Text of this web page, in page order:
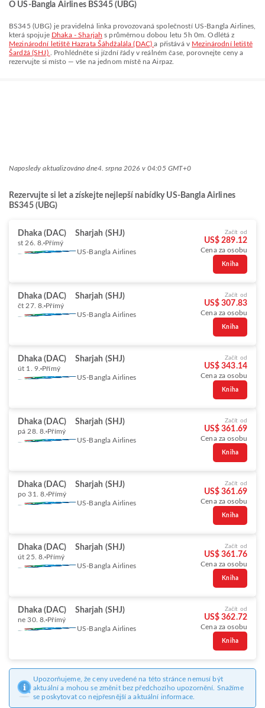
O US-Bangla Airlines BS345 (UBG)
BS345 (UBG) je pravidelná linka provozovaná společností US-Bangla Airlines
která spojuje Dhaka - Sharjah s průměrnou dobou letu 5h 0m . Odlétá z
Mezinárodní letiště Hazrata Šáhdžalála (DAC)a přistává v Mezinárodní letiště
Šardžá (SHJ)
. Prohlédněte si jízdní řády v reálném čase, porovnejte ceny a
rezervujte si místo — vše na jednom místě na Airpaz.
Naposledy aktualizováno dne4. srpna 2026 v 04:05 GMT+0
Rezervujte si let a získejte nejlepší nabídky US-Bangla Airlines
BS345 (UBG)
Dhaka (DAC) Sharjah (SHJ)
st 26. 8. Přímý
US-Bangla Airlines
Začít od
US$ 289.12
Cena za osobu
Kniha
Dhaka (DAC) Sharjah (SHJ)
čt 27. 8. Přímý
US-Bangla Airlines
Začít od
US$ 307.83
Cena za osobu
Kniha
Dhaka (DAC) Sharjah (SHJ)
út 1. 9. Přímý
US-Bangla Airlines
Začít od
US$ 343.14
Cena za osobu
Kniha
Dhaka (DAC) Sharjah (SHJ)
pá 28. 8. Přímý
US-Bangla Airlines
Začít od
US$ 361.69
Cena za osobu
Kniha
Dhaka (DAC) Sharjah (SHJ)
po 31. 8. Přímý
US-Bangla Airlines
Začít od
US$ 361.69
Cena za osobu
Kniha
Dhaka (DAC) Sharjah (SHJ)
út 25. 8. Přímý
US-Bangla Airlines
Začít od
US$ 361.76
Cena za osobu
Kniha
Dhaka (DAC) Sharjah (SHJ)
ne 30. 8. Přímý
US-Bangla Airlines
Začít od
US$ 362.72
Cena za osobu
Kniha
Upozorňujeme, že ceny uvedené na této stránce nemusí být
aktuální a mohou se změnit bez předchozího upozornění. Snažíme
se poskytovat co nejpřesnější a aktuální informace.